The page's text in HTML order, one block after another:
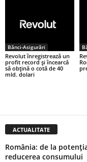
Bănci-Asigurări
Revolut înregistrează un
profit record și încearcă
să obțină o cotă de 40
mld. dolari
ACTUALITATE
România: de la
reducerea consumului